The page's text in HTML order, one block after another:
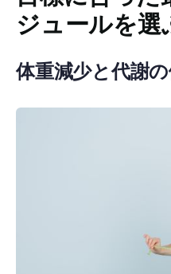
ジュールを選
体重減少と代謝